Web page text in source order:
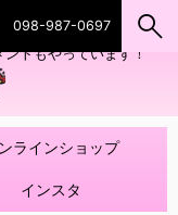
098-987-0697
イライトを使ったデザ
トもやっています！
ラインショップ
インスタ